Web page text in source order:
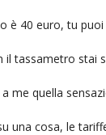
è 40 euro, tu
il tassametro stai
me quella
una cosa, le